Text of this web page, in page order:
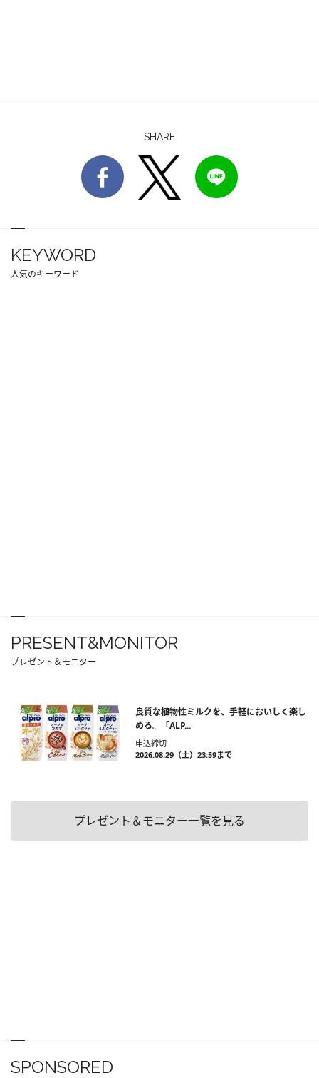
SHARE
KEYWORD
人気のキーワード
PRESENT&MONITOR
プレゼント＆モニター
良質な植物性ミルクを、手軽においしく楽し
める。「ALP...
申込締切
2026.08.29（土）23:59まで
プレゼント＆モニター一覧を見る
SPONSORED